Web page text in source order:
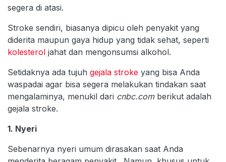
segera di atasi.
Stroke sendiri, biasanya dipicu oleh penyakit yang
diderita maupun gaya hidup yang tidak sehat, seperti
kolesterol jahat dan mengonsumsi alkohol.
Setidaknya ada tujuh gejala stroke yang bisa Anda
waspadai agar bisa segera melakukan tindakan saat
mengalaminya, menukil dari cnbc.comberikut adalah
gejala stroke.
1. Nyeri
Sebenarnya nyeri umum dirasakan saat Anda